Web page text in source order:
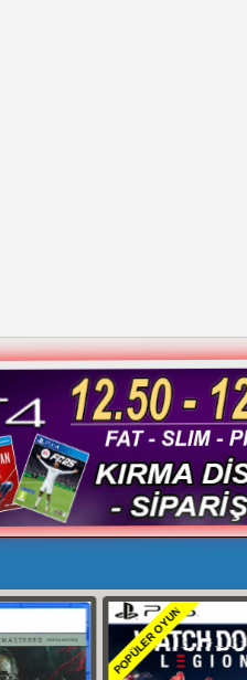
POPÜLER OYUN